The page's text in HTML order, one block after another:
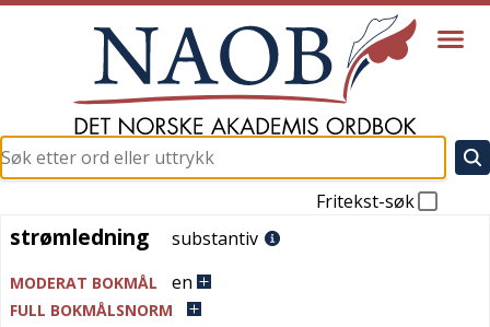
Fritekst-søk
strømledning
strømledning substantiv
MODERAT BOKMÅL en
FULL BOKMÅLSNORM